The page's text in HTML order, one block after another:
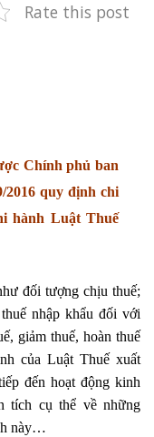
Rate this post
Chính phủ ban
2016 quy định chi
hành Luật Thuế
đối tượng chịu thuế;
nhập khẩu đối với
giảm thuế, hoàn thuế
của Luật Thuế xuất
đến hoạt động kinh
tích cụ thể về những
này…